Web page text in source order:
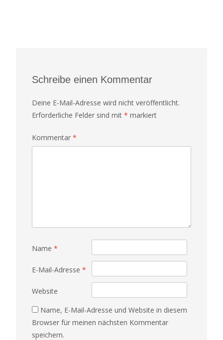
Schreibe einen Kommentar
Deine E-Mail-Adresse wird nicht veröffentlicht.
Erforderliche Felder sind mit * markiert
Kommentar *
Name *
E-Mail-Adresse *
Website
Name, E-Mail-Adresse und Website in diesem
Browser für meinen nächsten Kommentar
speichern.